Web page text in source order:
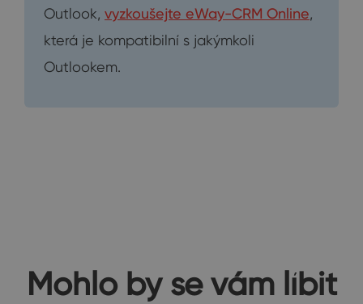
Outlook, vyzkoušejte eWay-CRM Online,
která je kompatibilní s jakýmkoli
Outlookem.
Mohlo by se vám líbit